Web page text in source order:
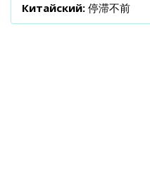
Китайский: 停滞不前